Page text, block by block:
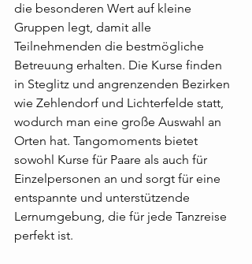
die besonderen Wert auf kleine
Gruppen legt, damit alle
Teilnehmenden die bestmögliche
Betreuung erhalten. Die Kurse finden
in Steglitz und angrenzenden Bezirken
wie Zehlendorf und Lichterfelde statt,
wodurch man eine große Auswahl an
Orten hat. Tangomoments bietet
sowohl Kurse für Paare als auch für
Einzelpersonen an und sorgt für eine
entspannte und unterstützende
Lernumgebung, die für jede Tanzreise
perfekt ist.